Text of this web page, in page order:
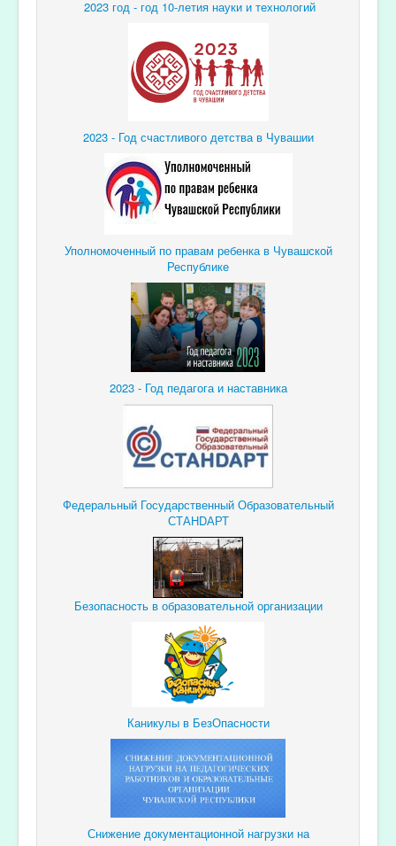
2023 год - год 10-летия науки и технологий
2023 - Год счастливого детства в Чувашии
Уполномоченный по правам ребенка в Чувашской
Республике
2023 - Год педагога и наставника
Федеральный Государственный Образовательный
СТАНDАРТ
Безопасность в образовательной организации
Каникулы в БезОпасности
Снижение документационной нагрузки на